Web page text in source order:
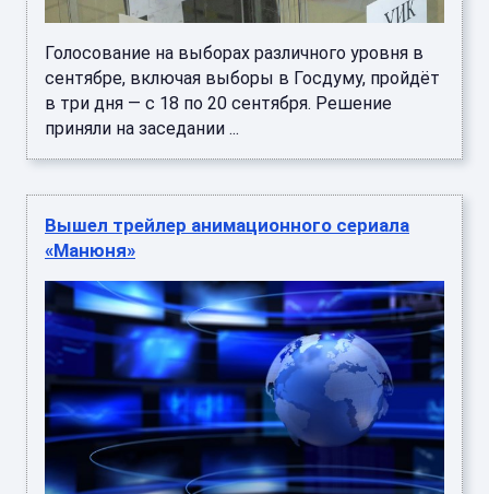
Голосование на выборах различного уровня в
сентябре, включая выборы в Госдуму, пройдёт
в три дня — с 18 по 20 сентября. Решение
приняли на заседании ...
Вышел трейлер анимационного сериала
«Манюня»